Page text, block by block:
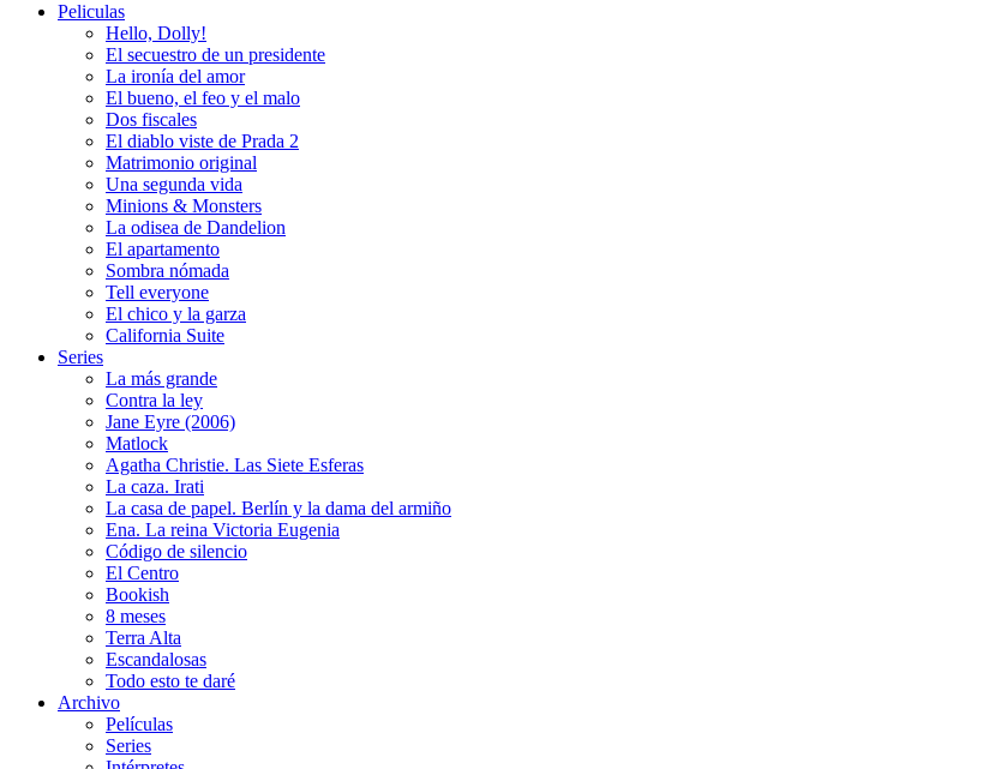
Peliculas
Hello, Dolly!
El secuestro de un presidente
La ironía del amor
El bueno, el feo y el malo
Dos fiscales
El diablo viste de Prada 2
Matrimonio original
Una segunda vida
Minions & Monsters
La odisea de Dandelion
El apartamento
Sombra nómada
Tell everyone
El chico y la garza
California Suite
Series
La más grande
Contra la ley
Jane Eyre (2006)
Matlock
Agatha Christie. Las Siete Esferas
La caza. Irati
La casa de papel. Berlín y la dama del armiño
Ena. La reina Victoria Eugenia
Código de silencio
El Centro
Bookish
8 meses
Terra Alta
Escandalosas
Todo esto te daré
Archivo
Películas
Series